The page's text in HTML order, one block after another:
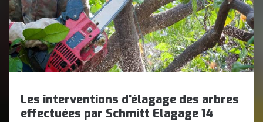
Les interventions d'élagage des arbres
effectuées par Schmitt Elagage 14